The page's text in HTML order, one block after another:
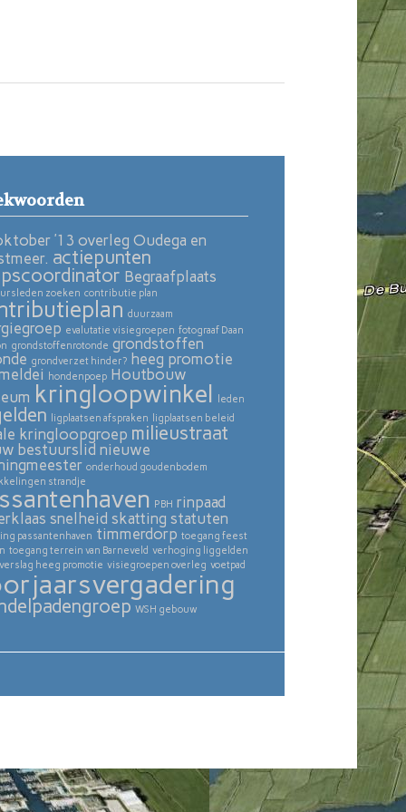
’13 overleg Oudega en
actiepunten
Begraafplaats
zoeken contributie plan
duurzaam
evalutatie visiegroepen fotograaf Daan
grondstoffenrotonde grondstoffen
grondverzet hinder? heeg promotie
hondenpoep Houtbouw
kringloopwinkel leden
ligplaatsen afspraken ligplaatsen beleid
kringloopgroep milieustraat
bestuurslid nieuwe
onderhoud goudenbodem
strandje
PBH rinpaad
snelheid skatting statuten
passantenhaven timmerdorp toegang feest
toegang terrein van Barneveld verhoging liggelden
heeg promotie visiegroepen overleg voetpad
WSH gebouw